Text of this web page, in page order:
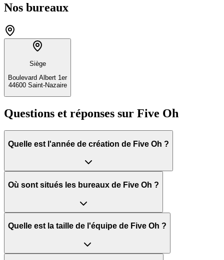
Nos bureaux
Siège
Boulevard Albert 1er
44600 Saint-Nazaire
Questions et réponses sur Five Oh
Quelle est l'année de création de Five Oh ?
Où sont situés les bureaux de Five Oh ?
Quelle est la taille de l'équipe de Five Oh ?